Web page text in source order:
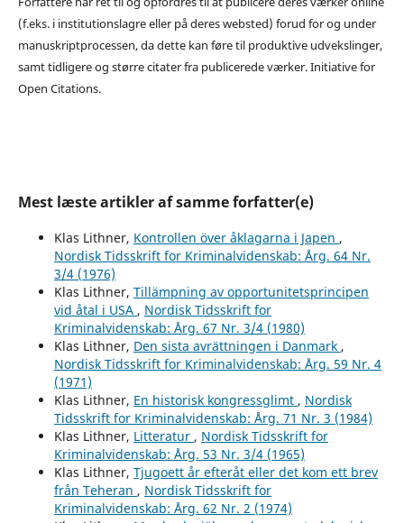
(f.eks. i institutionslagre eller på deres websted) forud for og under
manuskriptprocessen, da dette kan føre til produktive udvekslinger,
samt tidligere og større citater fra publicerede værker. Initiative for
Open Citations.
Mest læste artikler af samme forfatter(e)
Klas Lithner, Kontrollen över åklagarna i Japen ,
Nordisk Tidsskrift for Kriminalvidenskab: Årg. 64 Nr.
3/4 (1976)
Klas Lithner, Tillämpning av opportunitetsprincipen
vid åtal i USA , Nordisk Tidsskrift for
Kriminalvidenskab: Årg. 67 Nr. 3/4 (1980)
Klas Lithner, Den sista avrättningen i Danmark ,
Nordisk Tidsskrift for Kriminalvidenskab: Årg. 59 Nr. 4
(1971)
Klas Lithner, En historisk kongressglimt , Nordisk
Tidsskrift for Kriminalvidenskab: Årg. 71 Nr. 3 (1984)
Klas Lithner, Litteratur , Nordisk Tidsskrift for
Kriminalvidenskab: Årg. 53 Nr. 3/4 (1965)
Klas Lithner, Tjugoett år efteråt eller det kom ett brev
från Teheran , Nordisk Tidsskrift for
Kriminalvidenskab: Årg. 62 Nr. 2 (1974)